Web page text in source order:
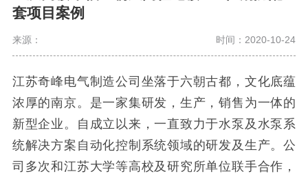
套项目案例
来源： 时间：2020-10-24
江苏奇峰电气制造公司 坐落于六朝古都，文化底蕴
浓厚的南京。是一家集研发，生产，销售为一体的
新型企业。自成立以来，一直致力于水泵及水泵系
统解决方案自动化控制系统领域的研发及生产。公
司多次和江苏大学等高校及研究所单位联手合作，